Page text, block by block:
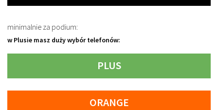
minimalnie za podium:
w Plusie masz duży wybór telefonów:
PLUS
ORANGE